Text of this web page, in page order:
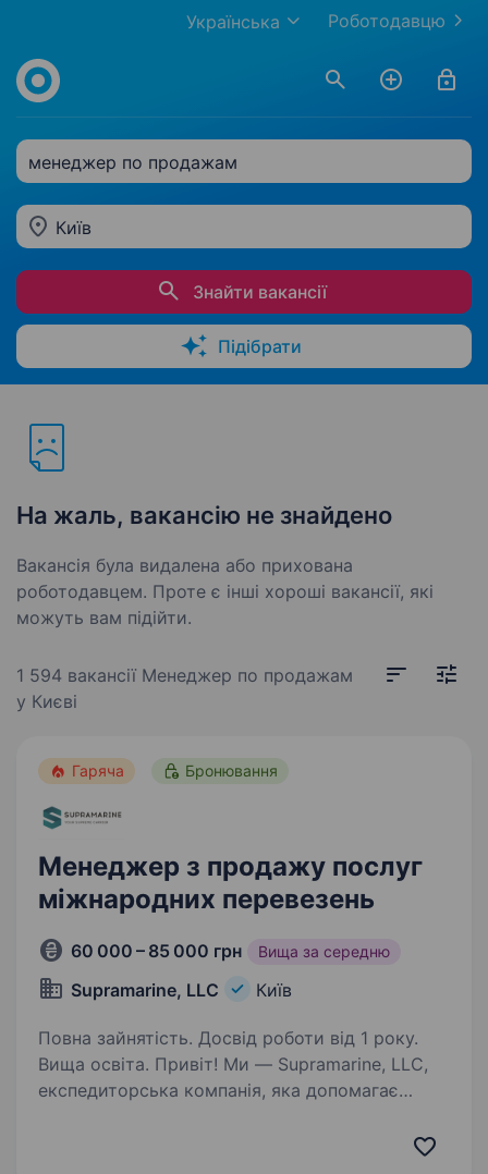
Роботодавцю
Українська
менеджер по продажам
Київ
Знайти вакансії
Підібрати
На жаль, вакансію не знайдено
Вакансія була видалена або прихована
роботодавцем. Проте є інші хороші вакансії, які
можуть вам підійти.
1 594 вакансії Менеджер по продажам
у Києві
Гаряча Бронювання
Менеджер з продажу послуг
міжнародних перевезень
60 000 – 85 000 грн Вища за середню
Supramarine, LLC Київ
Повна зайнятість. Досвід роботи від 1 року.
Вища освіта. Привіт! Ми — Supramarine, LLC,
експедиторська компанія, яка допомагає